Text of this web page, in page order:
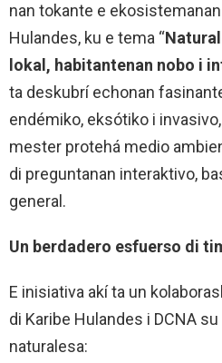
nan tokante e
Hulandes, ku e tema “
lokal, habitantenan nobo i
ta deskubrí echonan
endémiko, eksótiko i
mester protehá medio
di preguntanan interaktivo,
general.
Un berdadero esfuerso di
E inisiativa akí ta un
di Karibe Hulandes i DCNA
naturalesa: